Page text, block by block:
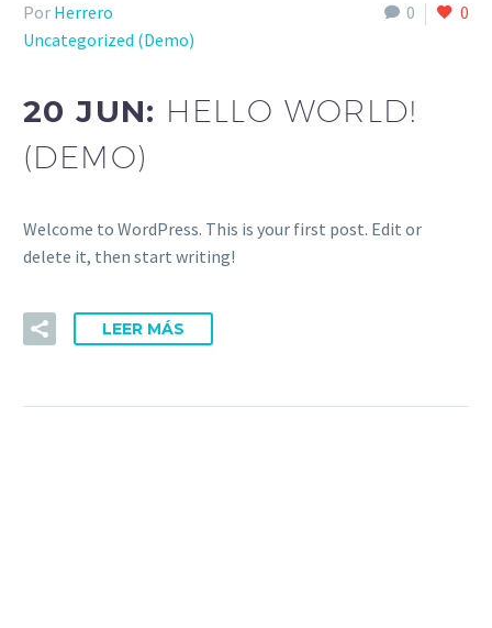
0 0
Por Herrero
Uncategorized (Demo)
20 JUN: HELLO WORLD!
(DEMO)
Welcome to WordPress. This is your first post. Edit or
delete it, then start writing!
LEER MÁS